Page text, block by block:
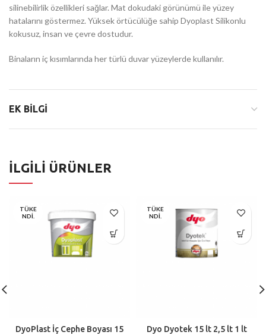
silinebilirlik özellikleri sağlar. Mat dokudaki görünümü ile yüzey
hatalarını göstermez. Yüksek örtücülüğe sahip Dyoplast Silikonlu
kokusuz, insan ve çevre dostudur.
Binaların iç kısımlarında her türlü duvar yüzeylerde kullanılır.
EK BILGI
İLGILI ÜRÜNLER
TÜKE
NDI.
DyoPlast İç Cephe Boyası 15
TÜKE
NDI.
Dyo Dyotek 15 lt 2,5 lt 1 lt